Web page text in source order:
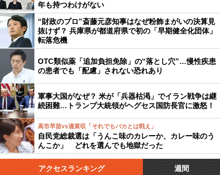
年も持つわけがない
“財政のプロ”斎藤元彦知事はなぜ粉飾まがいの決算見
抜けず？ 兵庫県が都道府県で初の「早期健全化団体」
転落危機
OTC類似薬「追加負担免除」の“落とし穴”…慢性疾患
の患者でも「配慮」されない恐れあり
軍事大国がなぜ？ 米が「兵器枯渇」でイラン戦争は継
続困難…トランプ大統領がヘグセス国防長官に激怒！
高市早苗vs適菜収「それでもバカとは戦え」
自民党総裁選は「うんこ味のカレーか、カレー味のう
んこか」 どれを選んでも地獄だった
アクセスランキング 週間